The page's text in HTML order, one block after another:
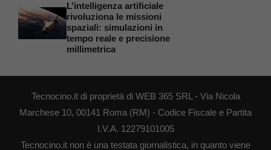
L’intelligenza artificiale
rivoluziona le missioni
spaziali: simulazioni in
tempo reale e precisione
millimetrica
Tecnocino.it di proprietà di WEB 365 SRL - Via Nicola
Marchese 10, 00141 Roma (RM) - Codice Fiscale e Partita
I.V.A. 12279101005
Tecnocino.it non è una testata giornalistica, in quanto viene